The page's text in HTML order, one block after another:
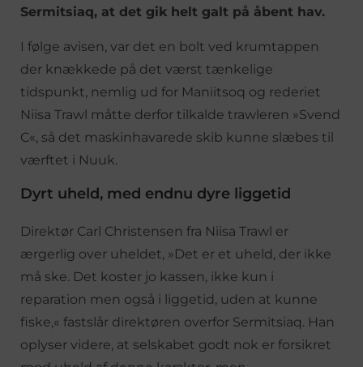
Sermitsiaq, at det gik helt galt på åbent hav.
I følge avisen, var det en bolt ved krumtappen
der knækkede på det værst tænkelige
tidspunkt, nemlig ud for Maniitsoq og rederiet
Niisa Trawl måtte derfor tilkalde trawleren »Svend
C«, så det maskinhavarede skib kunne slæbes til
værftet i Nuuk.
Dyrt uheld, med endnu dyre liggetid
Direktør Carl Christensen fra Niisa Trawl er
ærgerlig over uheldet, »Det er et uheld, der ikke
må ske. Det koster jo kassen, ikke kun i
reparation men også i liggetid, uden at kunne
fiske,« fastslår direktøren overfor Sermitsiaq. Han
oplyser videre, at selskabet godt nok er forsikret